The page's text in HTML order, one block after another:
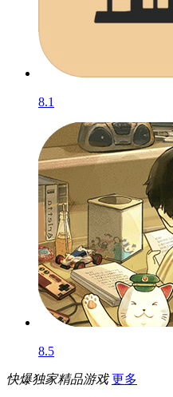
8.1
8.5
快爆独家精品游戏 更多